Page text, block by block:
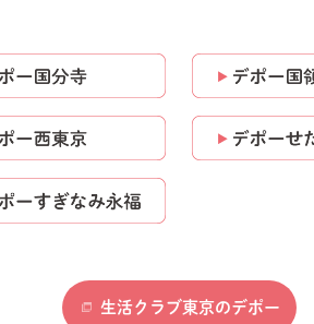
生活クラブ東京のデポー